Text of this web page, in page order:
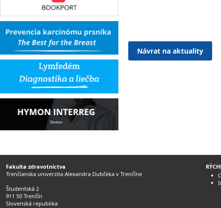
Návrat na aktuality
Fakulta zdravotníctva
Trenčianska univerzita Alexandra Dubčeka v Trenčíne
Študentská 2
911 50 Trenčín
Slovenská republika